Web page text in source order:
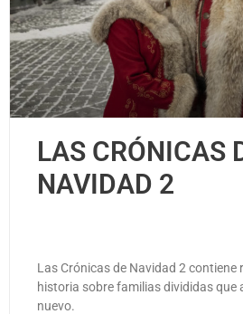
LAS CRÓNICAS
NAVIDAD 2
Las Crónicas de Navidad 2 contiene
historia sobre familias divididas que
nuevo.